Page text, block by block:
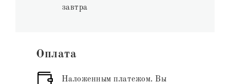
завтра
Оплата
Наложенным платежом. Вы